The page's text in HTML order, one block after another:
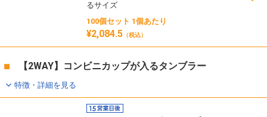
るサイズ
100個セット 1個あたり
¥2,084.5 （税込）
【2WAY】コンビニカップが入るタンブラー
特徴・詳細を見る